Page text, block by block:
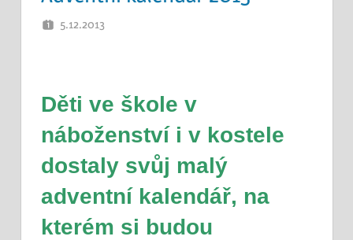
5.12.2013
Děti ve škole v
náboženství i v kostele
dostaly svůj malý
adventní kalendář, na
kterém si budou